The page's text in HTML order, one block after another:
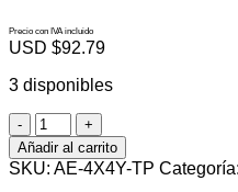
Precio con IVA incluido
USD $92.79
3 disponibles
AE-
4X4Y-
TP
cantidad
Añadir al carrito
SKU: AE-4X4Y-TP Categoría: